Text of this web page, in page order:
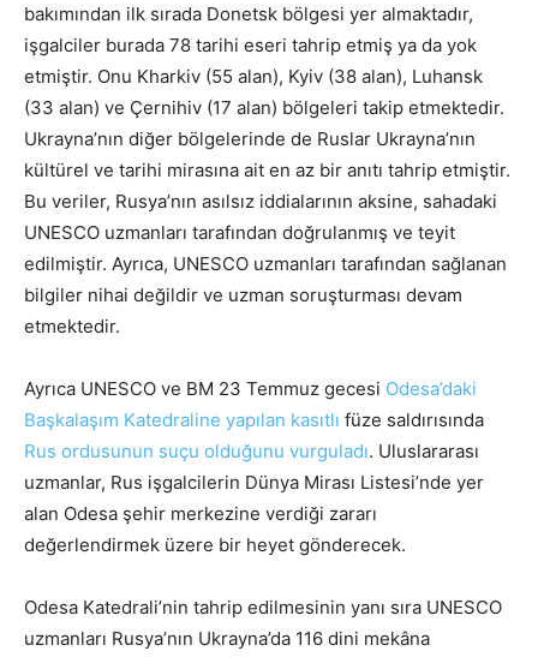
bakımından ilk sırada Donetsk bölgesi yer almaktadır,
işgalciler burada 78 tarihi eseri tahrip etmiş ya da yok
etmiştir. Onu Kharkiv (55 alan), Kyiv (38 alan), Luhansk
(33 alan) ve Çernihiv (17 alan) bölgeleri takip etmektedir.
Ukrayna’nın diğer bölgelerinde de Ruslar Ukrayna’nın
kültürel ve tarihi mirasına ait en az bir anıtı tahrip etmiştir.
Bu veriler, Rusya’nın asılsız iddialarının aksine, sahadaki
UNESCO uzmanları tarafından doğrulanmış ve teyit
edilmiştir. Ayrıca, UNESCO uzmanları tarafından sağlanan
bilgiler nihai değildir ve uzman soruşturması devam
etmektedir.
Ayrıca UNESCO ve BM 23 Temmuz gecesi Odesa’daki
Başkalaşım Katedraline yapılan kasıtlı füze saldırısında
Rus ordusunun suçu olduğunu vurguladı. Uluslararası
uzmanlar, Rus işgalcilerin Dünya Mirası Listesi’nde yer
alan Odesa şehir merkezine verdiği zararı
değerlendirmek üzere bir heyet gönderecek.
Odesa Katedrali’nin tahrip edilmesinin yanı sıra UNESCO
uzmanları Rusya’nın Ukrayna’da 116 dini mekâna